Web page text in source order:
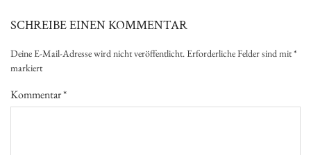
SCHREIBE EINEN KOMMENTAR
Deine E-Mail-Adresse wird nicht veröffentlicht.Erforderliche Felder sind mit*
markiert
Kommentar*